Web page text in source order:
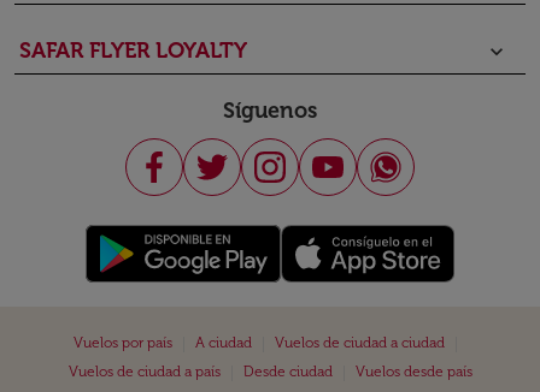
SAFAR FLYER LOYALTY keyboard_arrow_down
Síguenos
Vuelos por país A ciudad Vuelos de ciudad a ciudad
Vuelos de ciudad a país
Desde ciudad Vuelos desde país